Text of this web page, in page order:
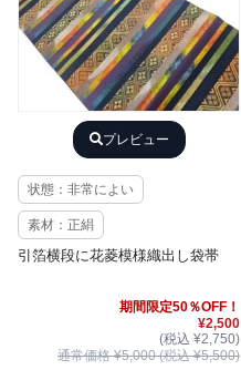
プレビュー
状態：非常によい
素材：正絹
引箔横段に花菱模様織出し袋帯
期間限定50％OFF！
¥2,500
(税込 ¥2,750)
通常価格 ¥5,000 (税込 ¥5,500)